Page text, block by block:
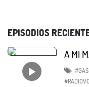
EPISODIOS
A MI